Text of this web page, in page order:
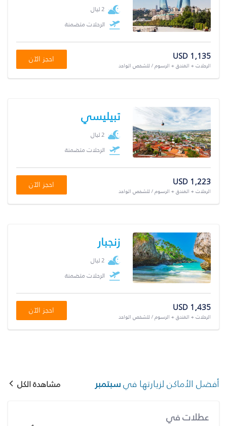
2 ليال
الرحلات متضمنة
USD 1,135
الرحلات + الفندق + الرسوم / للشخص الواحد
احجز الآن
تبيليسي
2 ليال
الرحلات متضمنة
USD 1,223
الرحلات + الفندق + الرسوم / للشخص الواحد
احجز الآن
زنجبار
2 ليال
الرحلات متضمنة
USD 1,435
الرحلات + الفندق + الرسوم / للشخص الواحد
احجز الآن
أفضل الأماكن لزيارتها فيسبتمبر مشاهدة الكل
عطلات في